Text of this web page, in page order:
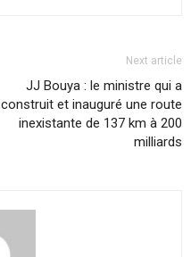
Next article
JJ Bouya : le ministre qui a
construit et inauguré une route
inexistante de 137 km à 200
milliards